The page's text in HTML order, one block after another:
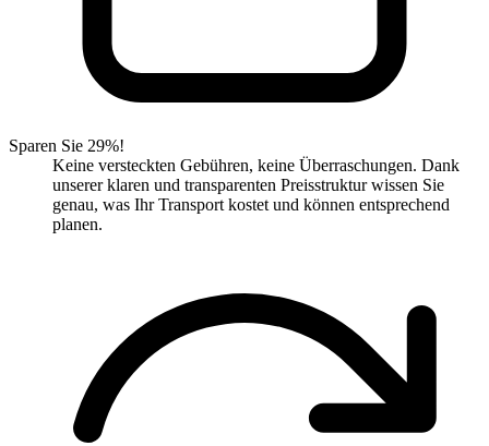
Sparen Sie 29%!
Keine versteckten Gebühren, keine Überraschungen. Dank
unserer klaren und transparenten Preisstruktur wissen Sie
genau, was Ihr Transport kostet und können entsprechend
planen.